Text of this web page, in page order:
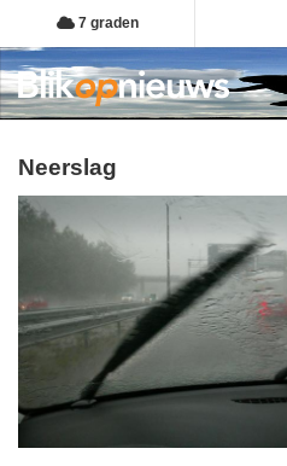
Overslaan
en
naar
de
gaan
7 graden
neerslag